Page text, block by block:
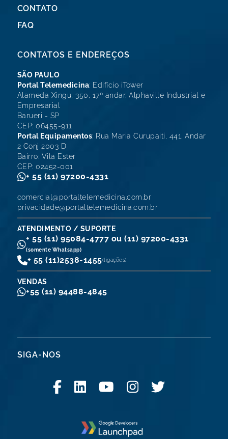
CONTATO
FAQ
CONTATOS E ENDEREÇOS
SÃO PAULO
Portal Telemedicina: Edifício iTower
Alameda Xingu, 350, 17º andar. Alphaville Industrial e
Empresarial
Barueri - SP
CEP: 06455-911
Portal Equipamentos: Rua Maria Curupaiti, 441. Andar
2 Conj 2003 D
Bairro: Vila Ester
CEP: 02452-001
+ 55 (11) 97200-4331
comercial@portaltelemedicina.com.br
privacidade@portaltelemedicina.com.br
ATENDIMENTO / SUPORTE
+ 55 (11) 95084-4777 ou (11) 97200-4331
(somente Whatsapp)
+ 55 (11)2538-1455(ligações)
VENDAS
+55 (11) 94488-4845
SIGA-NOS